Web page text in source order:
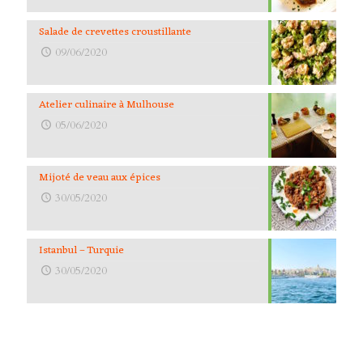
Salade de crevettes croustillante
09/06/2020
Atelier culinaire à Mulhouse
05/06/2020
Mijoté de veau aux épices
30/05/2020
Istanbul – Turquie
30/05/2020